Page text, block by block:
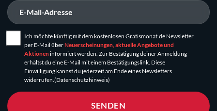
Ich möchte künftig mit dem kostenlosen Gratismonat.de Newsletter
per E-Mail überNeuerscheinungen, aktuelle Angebote und
Aktioneninformiert werden. Zur Bestätigung deiner Anmeldung
erhältst du eine E-Mail mit einem Bestätigungslink. Diese
Einwilligung kannst du jederzeit am Ende eines Newsletters
widerrufen. (Datenschutzhinweis)
SENDEN